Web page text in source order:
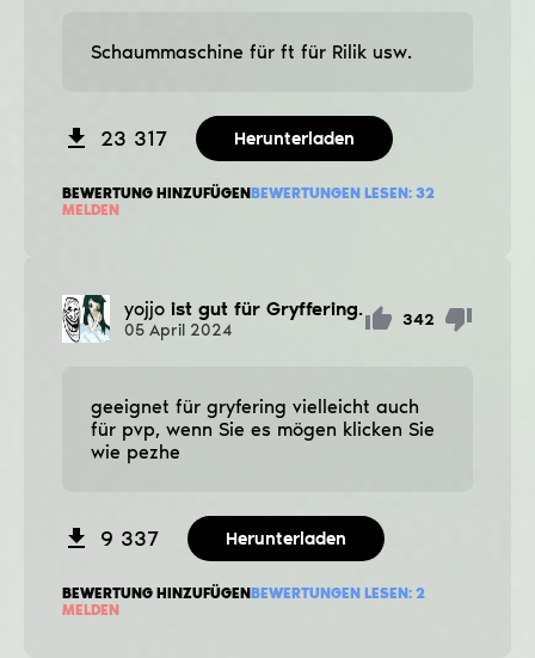
Schaummaschine für ft für Rilik usw.
23 317 Herunterladen
BEWERTUNG HINZUFÜGENBEWERTUNGEN LESEN: 32
MELDEN
yojjo ist gut für Gryffering.
05 April 2024
342
geeignet für gryfering vielleicht auch
für pvp, wenn Sie es mögen klicken Sie
wie pezhe
9 337 Herunterladen
BEWERTUNG HINZUFÜGENBEWERTUNGEN LESEN: 2
MELDEN